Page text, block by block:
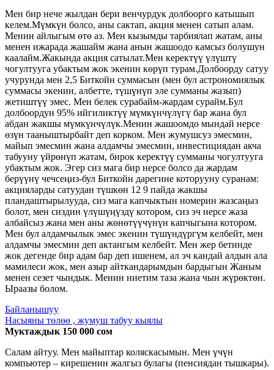
Мен бир нече жылдан бери венчурдук долбоорго катышып
келем.Мүмкүн болсо, аны сактап, акция менен сатып алам.
Менин айлыгым өтө аз. Мен кызымды тарбиялап жатам, аны
менен ижарада жашайм жана анын жашоодо камсыз болушун
каалайм.Жакында акция сатылат.Мен керектүү үлүштү
чогултууга убактым жок экенин көрүп турам.Долбоорду сатуу
учурунда мен 2,5 Биткойн суммасын (мен бул астрономиялык
суммасы экенин, албетте, түшүнүп эле сумманы жазып)
жетиштүү эмес. Мен белек сурабайм-жардам сурайм.Бул
долбоордун 95% ийгиликтүү мүмкүнчүлүгү бар жана бул
абдан жакшы мүмкүнчүлүк.Менин жашоомдо мындай нерсе
өзүн тааныштырбайт деп корком. Мен жумушсуз эмесмин,
майып эмесмин жана алдамчы эмесмин, инвестициядан акча
табууну үйрөнүп жатам, бирок керектүү сумманы чогултууга
убактым жок. Эгер сиз мага бир нерсе болсо да жардам
берүүнү чечсеңиз-бул Биткойн дарегине которууну суранам:
акцияларды сатуудан түшкөн 12 9 пайда жакшы
пландаштырылууда, сиз мага капчыктын номерин жазсаңыз
болот, мен сиздин үлүшүңүздү котором, сиз эч нерсе жаза
албайсыз жана мен аны жөнөтүүчүнүн капчыгына котором.
Мен бул алдамчылык эмес экенин түшүндүргүм келбейт, мен
алдамчы эмесмин деп актангым келбейт. Мен жер бетинде
жок дегенде бир адам бар деп ишенем, ал эч кандай алдын ала
мамилеси жок, мен азыр айткандарымдын бардыгын Жаным
менен сезет чындык. Менин ниетим таза жана чын жүрөктөн.
Ыраазы болом.
Байланышуу
Насыяны төлөө , жумуш табуу кыялы
Муктаждык 150 000 сом
Салам айтуу. Мен майыптар коляскасымын. Мен үчүн
компьютер – кирешенин жалгыз булагы (пенсиядан тышкары).